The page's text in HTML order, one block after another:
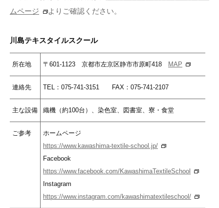
ムページ
よりご確認ください。
川島テキスタイルスクール
所在地 〒601-1123 京都市左京区静市市原町418 MAP
連絡先 TEL：075-741-3151 FAX：075-741-2107
主な設備 織機（約100台）、染色室、図書室、寮・食堂
ご参考
ホームページ
https://www.kawashima-textile-school.jp/
Facebook
https://www.facebook.com/KawashimaTextileSchool
Instagram
https://www.instagram.com/kawashimatextileschool/